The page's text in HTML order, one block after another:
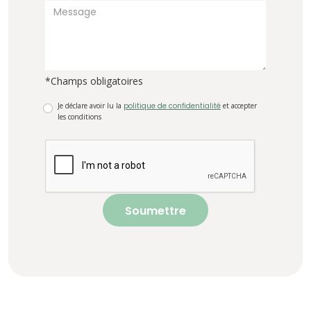
*Champs obligatoires
Je déclare avoir lu la politique de confidentialité et accepter
les conditions
Soumettre